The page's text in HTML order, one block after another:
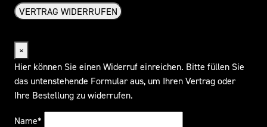
VERTRAG WIDERRUFEN
×
Hier können Sie einen Widerruf einreichen. Bitte füllen Sie
das untenstehende Formular aus, um Ihren Vertrag oder
Ihre Bestellung zu widerrufen.
Name*